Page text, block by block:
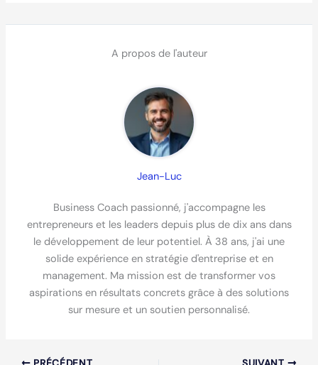
A propos de l'auteur
Jean-Luc
Business Coach passionné, j'accompagne les
entrepreneurs et les leaders depuis plus de dix ans dans
le développement de leur potentiel. À 38 ans, j'ai une
solide expérience en stratégie d'entreprise et en
management. Ma mission est de transformer vos
aspirations en résultats concrets grâce à des solutions
sur mesure et un soutien personnalisé.